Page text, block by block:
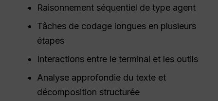
Raisonnement séquentiel de type agent
Tâches de codage longues en plusieurs
étapes
Interactions entre le terminal et les outils
Analyse approfondie du texte et
décomposition structurée